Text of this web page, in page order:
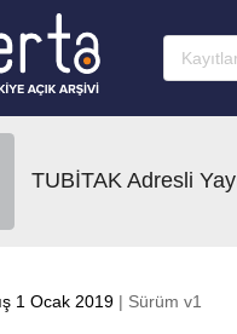
TUBİTAK Adresli
1 Ocak 2019 | Sürüm v1